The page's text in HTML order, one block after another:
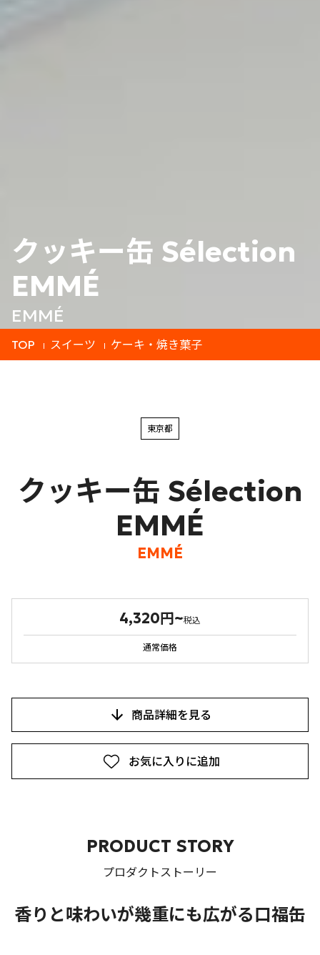
クッキー缶 Sélection
EMMÉ
EMMÉ
TOP スイーツ ケーキ・焼き菓子
東京都
クッキー缶 Sélection
EMMÉ
EMMÉ
4,320円~税込
通常価格
お気に入りに追加
商品詳細を見る
PRODUCT STORY
プロダクトストーリー
香りと味わいが幾重にも広がる口福缶